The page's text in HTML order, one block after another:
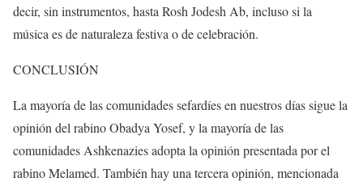
decir, sin instrumentos, hasta Rosh Jodesh Ab, incluso si la
música es de naturaleza festiva o de celebración.
CONCLUSIÓN
La mayoría de las comunidades sefardíes en nuestros días sigue la
opinión del rabino Obadya Yosef, y la mayoría de las
comunidades Ashkenazies adopta la opinión presentada por el
rabino Melamed. También hay una tercera opinión, mencionada